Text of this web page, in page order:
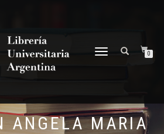
NAVEGACIÓN
0
ANGELA MARIA